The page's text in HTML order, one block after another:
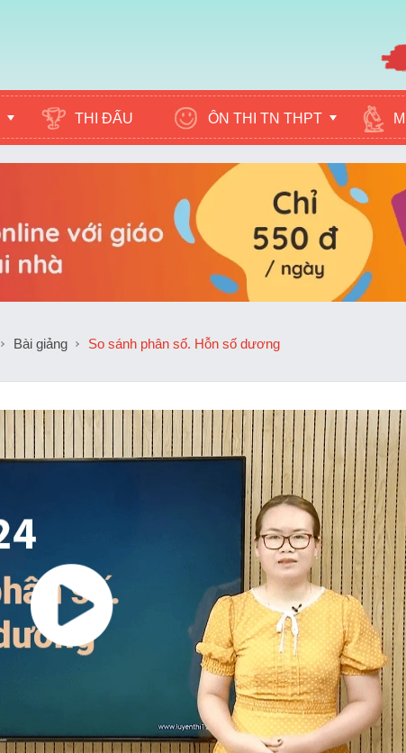
THI ĐẤU ÔN THI TN THPT
Bài giảng So sánh phân số. Hỗn số dương